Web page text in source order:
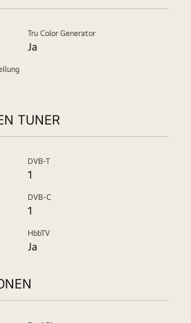
Tru Color Generator
Ja
TUNER
DVB-T
1
DVB-C
1
HbbTV
Ja